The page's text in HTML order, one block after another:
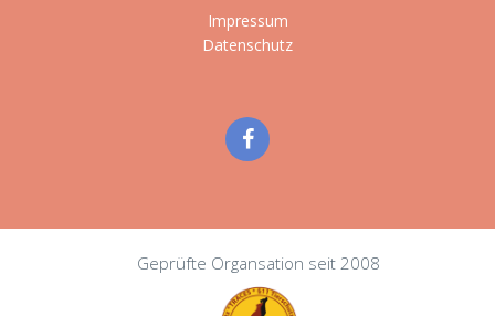
Impressum
Datenschutz
Geprüfte Organsation seit 2008